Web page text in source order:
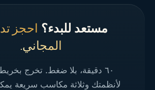
مستعد للبدء؟ احجز
المجاني.
٦٠ دقيقة، بلا ضغط. تخرج
لأنظمتك وثلاثة مكاسب سريعة